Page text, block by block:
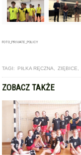
FOTO_PRIVATE_POLICY
TAGI: PIŁKA RĘCZNA, ZIĘBICE,
ZOBACZ TAKŻE